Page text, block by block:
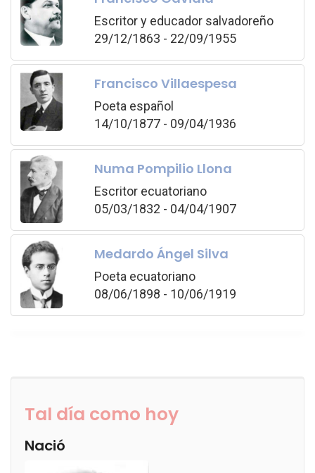
Escritor y educador salvadoreño
29/12/1863 - 22/09/1955
Francisco Villaespesa
Poeta español
14/10/1877 - 09/04/1936
Numa Pompilio Llona
Escritor ecuatoriano
05/03/1832 - 04/04/1907
Medardo Ángel Silva
Poeta ecuatoriano
08/06/1898 - 10/06/1919
Tal día como hoy
Nació